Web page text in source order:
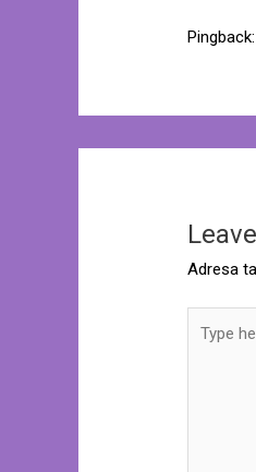
Pingback:
Adresa
here..